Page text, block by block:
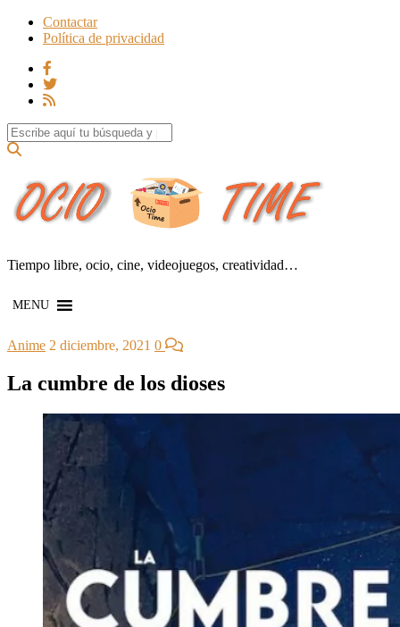
Contactar
Política de privacidad
Search for:
Tiempo libre, ocio, cine, videojuegos, creatividad…
MENU
Anime 2 diciembre, 2021 0
La cumbre de los dioses